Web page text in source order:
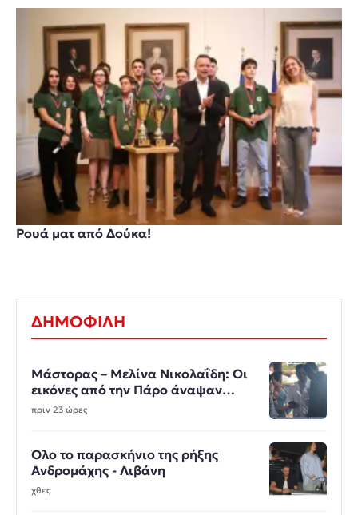
Ρουά ματ από Δούκα!
ΔΗΜΟΦΙΛΗ
Μάστορας – Μελίνα Νικολαΐδη: Οι
εικόνες από την Πάρο άναψαν
φωτιές
πριν 23 ώρες
Όλο το παρασκήνιο της ρήξης
Ανδρομάχης - Λιβάνη
χθες